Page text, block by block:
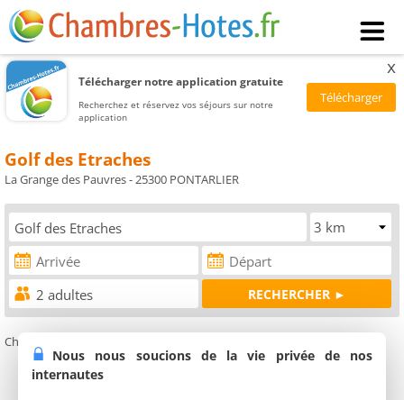
Télécharger notre application gratuite
Recherchez et réservez vos séjours sur notre
application
x
Golf des Etraches
La Grange des Pauvres - 25300 PONTARLIER
Chambres d'hôtes à proximité du Golf des Etraches Pontarlier
Nous nous soucions de la vie privée de nos
internautes